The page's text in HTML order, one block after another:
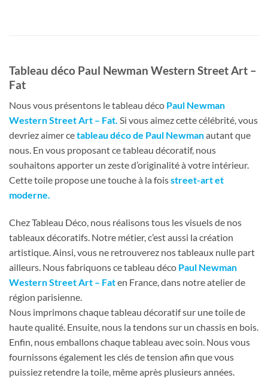
Tableau déco Paul Newman Western Street Art –
Fat
Nous vous présentons le tableau déco Paul Newman
Western Street Art – Fat. Si vous aimez cette célébrité, vous
devriez aimer cetableau déco de Paul Newmanautant que
nous. En vous proposant ce tableau décoratif, nous
souhaitons apporter un zeste d’originalité à votre intérieur.
Cette toile propose une touche à la foisstreet-art et
moderne.
Chez Tableau Déco, nous réalisons tous les visuels de nos
tableaux décoratifs. Notre métier, c’est aussi la création
artistique. Ainsi, vous ne retrouverez nos tableaux nulle part
ailleurs. Nous fabriquons ce tableau déco Paul Newman
Western Street Art – Faten France, dans notre atelier de
région parisienne.
Nous imprimons chaque tableau décoratif sur une toile de
haute qualité. Ensuite, nous la tendons sur un chassis en bois.
Enfin, nous emballons chaque tableau avec soin. Nous vous
fournissons également les clés de tension afin que vous
puissiez retendre la toile, même après plusieurs années.